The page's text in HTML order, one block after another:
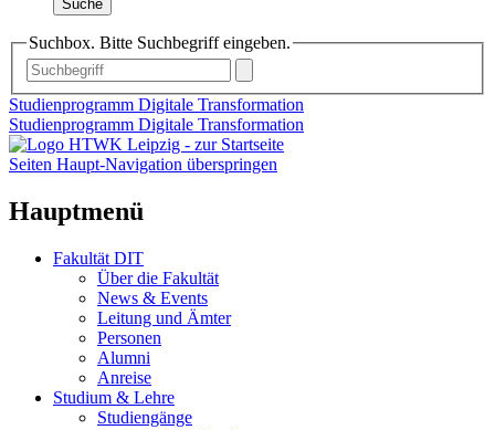
Suche
Suchbox. Bitte Suchbegriff eingeben.
Studienprogramm Digitale Transformation
Studienprogramm Digitale Transformation
Seiten Haupt-Navigation überspringen
Hauptmenü
Fakultät DIT
Über die Fakultät
News & Events
Leitung und Ämter
Personen
Alumni
Anreise
Studium & Lehre
Studiengänge